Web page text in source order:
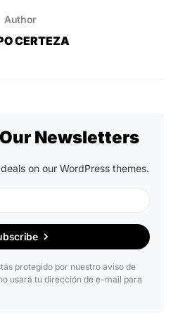
Author
CERTEZA
Newsletters
on our WordPress themes.
protegido por nuestro aviso de
usará tu dirección de e-mail para